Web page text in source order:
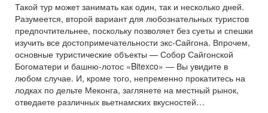
Такой тур может занимать как один, так и несколько дней.
Разумеется, второй вариант для любознательных туристов
предпочтительнее, поскольку позволяет без суеты и спешки
изучить все достопримечательности экс-Сайгона. Впрочем,
основные туристические объекты — Собор Сайгонской
Богоматери и башню-лотос «Bitexco» — Вы увидите в
любом случае. И, кроме того, непременно прокатитесь на
лодках по дельте Меконга, заглянете на местный рынок,
отведаете различных вьетнамских вкусностей…